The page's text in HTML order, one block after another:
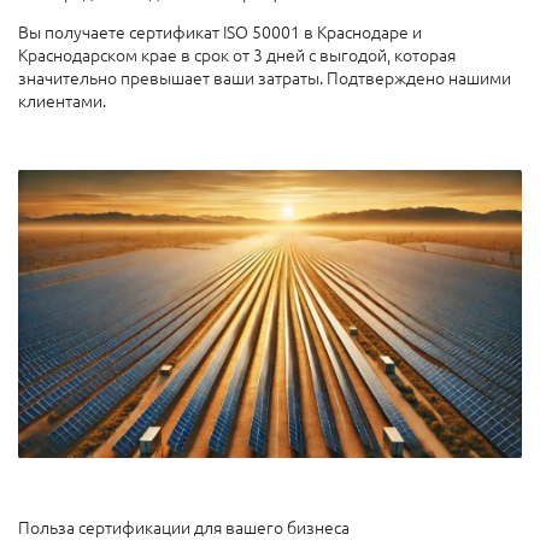
Вы получаете сертификат ISO 50001 в Краснодаре и
Краснодарском крае в срок от 3 дней с выгодой, которая
значительно превышает ваши затраты. Подтверждено нашими
клиентами.
Польза сертификации для вашего бизнеса